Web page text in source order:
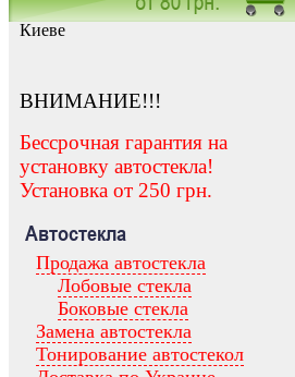
Заказать установку автостекла в
Киеве
ВНИМАНИЕ!!!
Бессрочная гарантия на
установку автостекла!
Установка от 250 грн.
Автостекла
Продажа автостекла
Лобовые стекла
Боковые стекла
Замена автостекла
Тонирование автостекол